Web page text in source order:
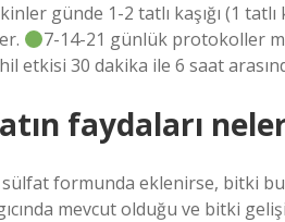
günde 1-2 tatlı kaşığı (1
7-14-21 günlük protokoller
etkisi 30 dakika ile 6 saat
faydaları
formunda eklenirse, bitki
mevcut olduğu ve bitki